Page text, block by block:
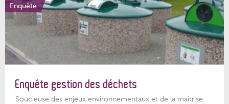
Enquête
Enquête gestion des déchets
Soucieuse des enjeux environnementaux et de la maîtrise